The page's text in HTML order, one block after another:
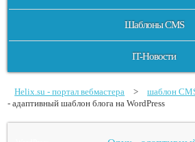
Шаблоны CMS
IT-Новости
Helix.su - портал вебмастера > шаблон
- адаптивный шаблон блога на WordPress